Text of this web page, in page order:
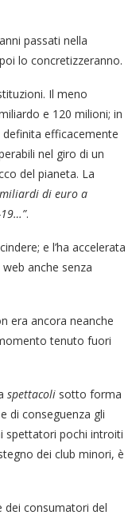
passati nella
lo concretizzeranno.
Il meno
e 120 milioni; in
definita efficacemente
nel giro di un
del pianeta. La
di euro a
.
e l’ha accelerata
anche senza
era ancora neanche
tenuto fuori
spettacoli sotto forma
di conseguenza gli
spettatori pochi introiti
dei club minori, è
dei consumatori del